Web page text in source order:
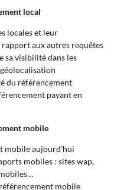
local
locales et leur
aux autres requêtes
sa visibilité dans les
du référencement
payant en
mobile
mobile aujourd’hui
mobiles : sites wap,
mobile